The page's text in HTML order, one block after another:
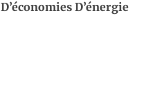
D’économies D’énergie